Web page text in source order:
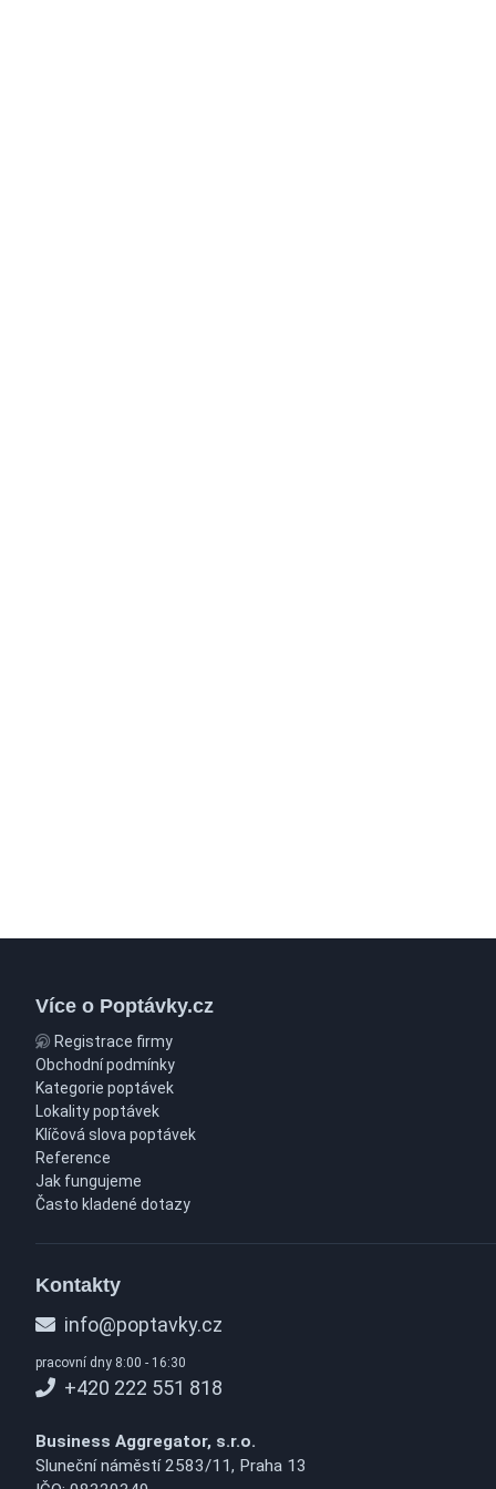
Více o Poptávky.cz
Registrace firmy
Obchodní podmínky
Kategorie poptávek
Lokality poptávek
Klíčová slova poptávek
Reference
Jak fungujeme
Často kladené dotazy
Kontakty
info@poptavky.cz
pracovní dny 8:00 - 16:30
+420 222 551 818
Business Aggregator, s.r.o.
Sluneční náměstí 2583/11, Praha 13